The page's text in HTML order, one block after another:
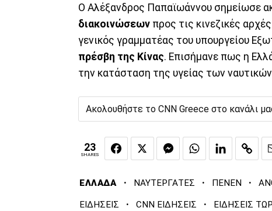
Ο Αλέξανδρος Παπαϊωάννου σημείωσε
διακοινώσεων προς τις κινεζικές
γενικός γραμματέας του υπουργείου
πρέσβη της Κίνας. Επισήμανε πως η
την κατάσταση της υγείας των
Ακολουθήστε το CNN Greece στο κανάλι
23
SHARES
ΕΛΛΑΔΑ · ΝΑΥΤΕΡΓΑΤΕΣ · ΠΕΝΕΝ ·
ΕΙΔΗΣΕΙΣ · CNN ΕΙΔΗΣΕΙΣ · ΕΙΔΗΣΕΙΣ